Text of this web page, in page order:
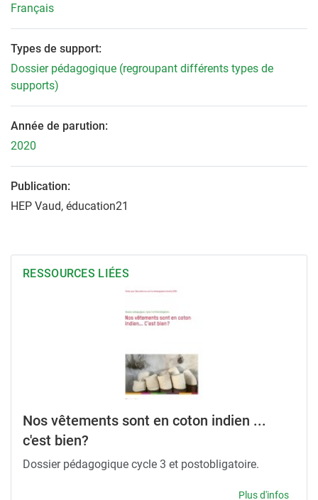
Français
Types de support:
Dossier pédagogique (regroupant différents types de
supports)
Année de parution:
2020
Publication:
HEP Vaud, éducation21
RESSOURCES LIÉES
Nos vêtements sont en coton indien ...
c'est bien?
Dossier pédagogique cycle 3 et postobligatoire.
Plus d'infos